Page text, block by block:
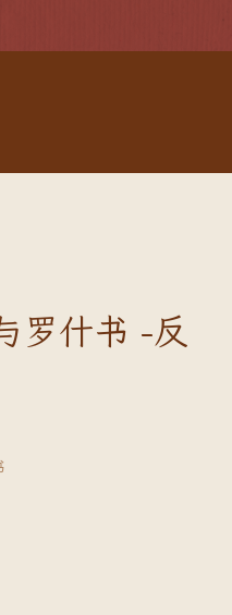
罗什书 -反